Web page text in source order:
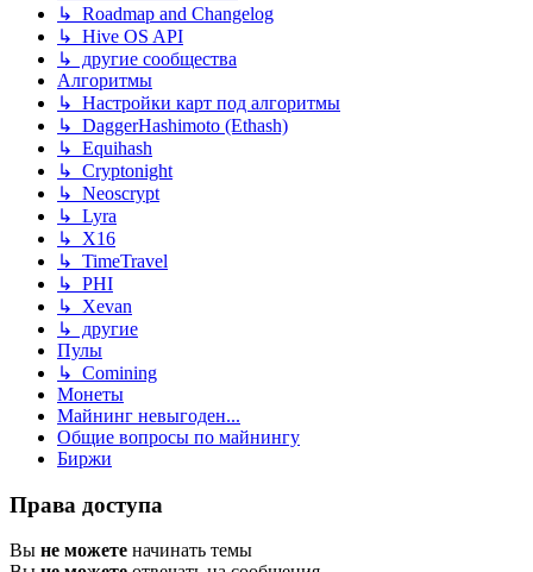
↳ Roadmap and Changelog
↳ Hive OS API
↳ другие сообщества
Алгоритмы
↳ Настройки карт под алгоритмы
↳ DaggerHashimoto (Ethash)
↳ Equihash
↳ Cryptonight
↳ Neoscrypt
↳ Lyra
↳ X16
↳ TimeTravel
↳ PHI
↳ Xevan
↳ другие
Пулы
↳ Comining
Монеты
Майнинг невыгоден...
Общие вопросы по майнингу
Биржи
Права доступа
Вы не можете начинать темы